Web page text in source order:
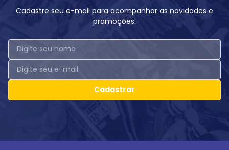
Cadastre seu e-mail para acompanhar as novidades e
promoções.
Cadastrar